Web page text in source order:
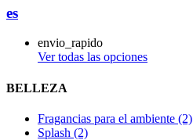
es
envio_rapido
Ver todas las opciones
BELLEZA
Fragancias para el ambiente (2)
Splash (2)